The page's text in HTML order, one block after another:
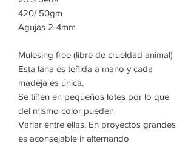
420/ 50gm
Agujas 2-4mm
Mulesing free (libre de crueldad animal)
Esta lana es teñida a mano y cada
madeja es única.
Se tiñen en pequeños lotes por lo que
del mismo color pueden
Variar entre ellas. En proyectos grandes
es aconsejable ir alternando